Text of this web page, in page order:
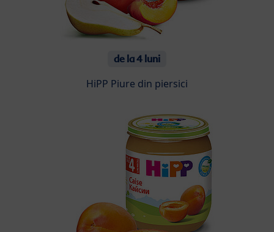
de la 4 luni
HiPP Piure din piersici